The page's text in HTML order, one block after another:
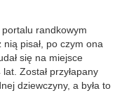
randkowym
pisał, po czym ona
się na miejsce
Został przyłapany
dziewczyny, a była to